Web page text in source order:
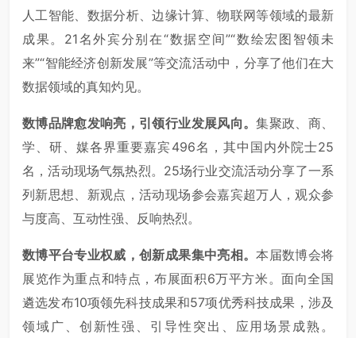
人工智能、数据分析、边缘计算、物联网等领域的最新
成果。21名外宾分别在“数据空间”“数绘宏图智领未
来”“智能经济创新发展”等交流活动中，分享了他们在大
数据领域的真知灼见。
数博品牌愈发响亮，引领行业发展风向。集聚政、商、
学、研、媒各界重要嘉宾496名，其中国内外院士25
名，活动现场气氛热烈。25场行业交流活动分享了一系
列新思想、新观点，活动现场参会嘉宾超万人，观众参
与度高、互动性强、反响热烈。
数博平台专业权威，创新成果集中亮相。本届数博会将
展览作为重点和特点，布展面积6万平方米。面向全国
遴选发布10项领先科技成果和57项优秀科技成果，涉及
领域广、创新性强、引导性突出、应用场景成熟。